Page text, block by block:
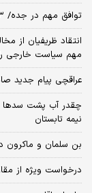
توافق مهم در جده/ ۳ کشور منطقه توافقنامه نظامی امضا می‌کنند
انتقاد ظریفیان از
مهم سیاست خارجی را
عراقچی پیام جدید
چقدر آب پشت سدها
نیمه تابستان
بن سلمان و ماکرون
درخواست ویژه از